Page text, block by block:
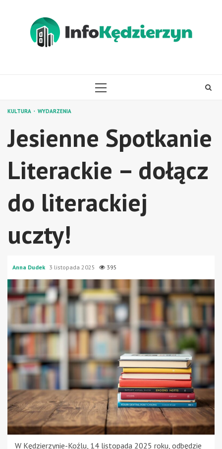
PRIMARY
KULTURA WYDARZENIA
Jesienne Spotkanie
Literackie – dołącz
do literackiej
uczty!
Anna Dudek 3 listopada 2025 395
W Kędzierzynie-Koźlu, 14 listopada 2025 roku, odbędzie